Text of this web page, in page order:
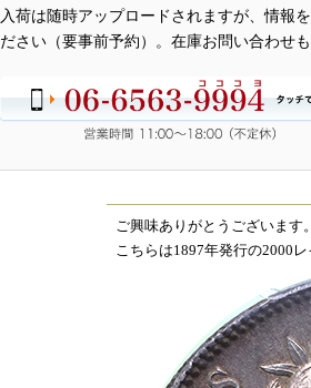
入荷は随時アップロードされますが、情報
ださい（要事前予約）。在庫お問い合わせ
ご興味ありがとうございます。
こちらは1897年発行の2000レ